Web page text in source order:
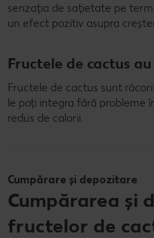
senzația de sațietate pe
un efect pozitiv asupra
Fructele de cactus
Fructele de cactus sunt
le poți integra fără probleme
redus de calorii.
Cumpărare și depozitare
Cumpărarea și
fructelor de